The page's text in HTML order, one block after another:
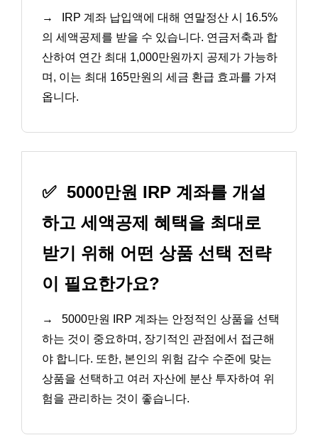
→
IRP 계좌 납입액에 대해 연말정산 시 16.5%
의 세액공제를 받을 수 있습니다. 연금저축과 합
산하여 연간 최대 1,000만원까지 공제가 가능하
며, 이는 최대 165만원의 세금 환급 효과를 가져
옵니다.
✅ 5000만원 IRP 계좌를 개설
하고 세액공제 혜택을 최대로
받기 위해 어떤 상품 선택 전략
이 필요한가요?
→
5000만원 IRP 계좌는 안정적인 상품을 선택
하는 것이 중요하며, 장기적인 관점에서 접근해
야 합니다. 또한, 본인의 위험 감수 수준에 맞는
상품을 선택하고 여러 자산에 분산 투자하여 위
험을 관리하는 것이 좋습니다.